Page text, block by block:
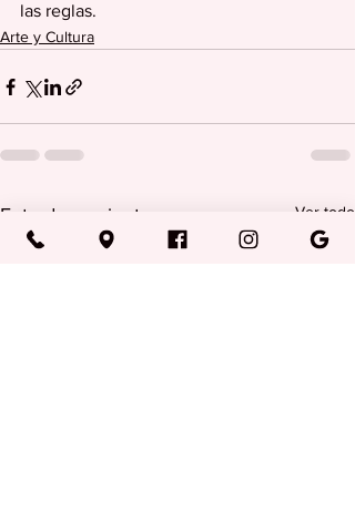
las reglas.
Arte y Cultura
Entradas recientes Ver todo